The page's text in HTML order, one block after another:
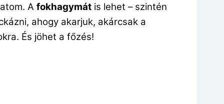
A fokhagymát is lehet – szintén
ahogy akarjuk, akárcsak a
És jöhet a főzés!